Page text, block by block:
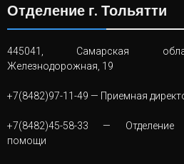
Отделение г. Тольятти
445041, Самарская
Железнодорожная, 19
+7(8482)97-11-49 — Приемная
+7(8482)45-58-33 — Отделение
помощи